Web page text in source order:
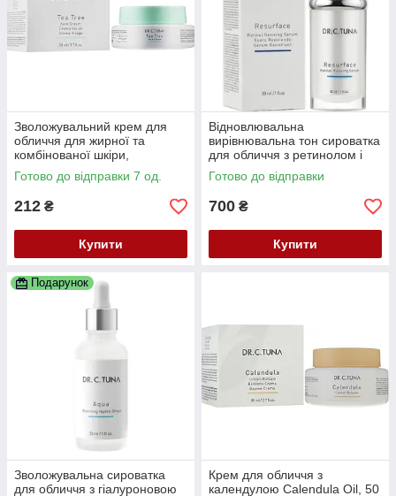
Зволожувальний крем для
обличчя для жирної та
комбінованої шкіри,
вирівнює, матує, від прищів і
плям Tea Tree,
Готово до відправки 7 од.
212 ₴
Купити
Відновлювальна
вирівнювальна тон сироватка
для обличчя з ретинолом і
вітамін С, Resurface, 30 мл
Dr.C.Tuna Farmasi
Готово до відправки
700 ₴
Купити
Подарунок
Зволожувальна сироватка
для обличчя з гіалуроновою
Крем для обличчя з
календулою Calendula Oil, 50